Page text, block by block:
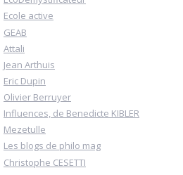
Ecole active
GEAB
Attali
Jean Arthuis
Eric Dupin
Olivier Berruyer
Influences, de Benedicte KIBLER
Mezetulle
Les blogs de philo mag
Christophe CESETTI